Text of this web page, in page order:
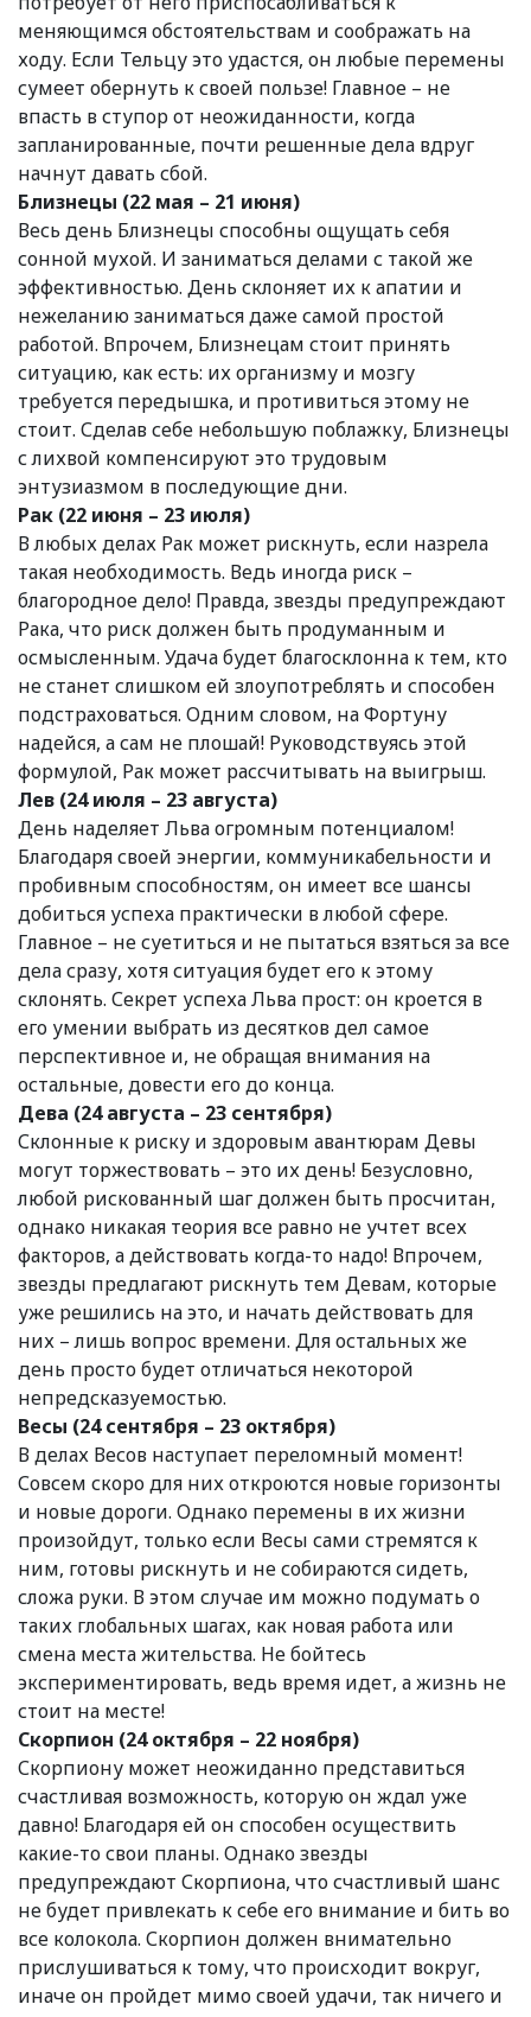
меняющимся обстоятельствам и соображать на
ходу. Если Тельцу это удастся, он любые перемены
сумеет обернуть к своей пользе! Главное – не
впасть в ступор от неожиданности, когда
запланированные, почти решенные дела вдруг
начнут давать сбой.
Близнецы (22 мая – 21 июня)
Весь день Близнецы способны ощущать себя
сонной мухой. И заниматься делами с такой же
эффективностью. День склоняет их к апатии и
нежеланию заниматься даже самой простой
работой. Впрочем, Близнецам стоит принять
ситуацию, как есть: их организму и мозгу
требуется передышка, и противиться этому не
стоит. Сделав себе небольшую поблажку, Близнецы
с лихвой компенсируют это трудовым
энтузиазмом в последующие дни.
Рак (22 июня – 23 июля)
В любых делах Рак может рискнуть, если назрела
такая необходимость. Ведь иногда риск –
благородное дело! Правда, звезды предупреждают
Рака, что риск должен быть продуманным и
осмысленным. Удача будет благосклонна к тем, кто
не станет слишком ей злоупотреблять и способен
подстраховаться. Одним словом, на Фортуну
надейся, а сам не плошай! Руководствуясь этой
формулой, Рак может рассчитывать на выигрыш.
Лев (24 июля – 23 августа)
День наделяет Льва огромным потенциалом!
Благодаря своей энергии, коммуникабельности и
пробивным способностям, он имеет все шансы
добиться успеха практически в любой сфере.
Главное – не суетиться и не пытаться взяться за все
дела сразу, хотя ситуация будет его к этому
склонять. Секрет успеха Льва прост: он кроется в
его умении выбрать из десятков дел самое
перспективное и, не обращая внимания на
остальные, довести его до конца.
Дева (24 августа – 23 сентября)
Склонные к риску и здоровым авантюрам Девы
могут торжествовать – это их день! Безусловно,
любой рискованный шаг должен быть просчитан,
однако никакая теория все равно не учтет всех
факторов, а действовать когда-то надо! Впрочем,
звезды предлагают рискнуть тем Девам, которые
уже решились на это, и начать действовать для
них – лишь вопрос времени. Для остальных же
день просто будет отличаться некоторой
непредсказуемостью.
Весы (24 сентября – 23 октября)
В делах Весов наступает переломный момент!
Совсем скоро для них откроются новые горизонты
и новые дороги. Однако перемены в их жизни
произойдут, только если Весы сами стремятся к
ним, готовы рискнуть и не собираются сидеть,
сложа руки. В этом случае им можно подумать о
таких глобальных шагах, как новая работа или
смена места жительства. Не бойтесь
экспериментировать, ведь время идет, а жизнь не
стоит на месте!
Скорпион (24 октября – 22 ноября)
Скорпиону может неожиданно представиться
счастливая возможность, которую он ждал уже
давно! Благодаря ей он способен осуществить
какие-то свои планы. Однако звезды
предупреждают Скорпиона, что счастливый шанс
не будет привлекать к себе его внимание и бить во
все колокола. Скорпион должен внимательно
прислушиваться к тому, что происходит вокруг,
иначе он пройдет мимо своей удачи, так ничего и